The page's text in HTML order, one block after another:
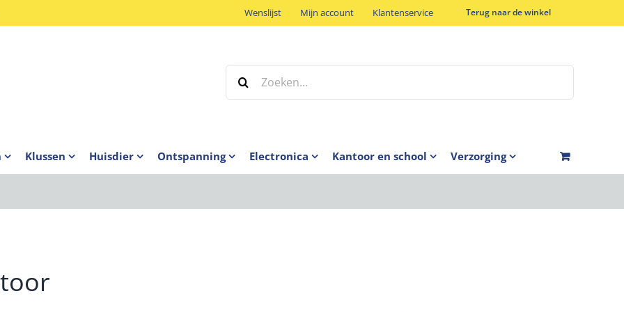
Wenslijst Mijn account Klantenservice Terug naar de winkel
Zoeken
naar:
Klussen Huisdier Ontspanning Electronica Kantoor en school Verzorging